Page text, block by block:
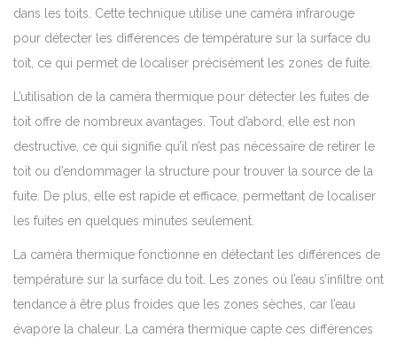
dans les toits. Cette technique utilise une caméra infrarouge
pour détecter les différences de température sur la surface du
toit, ce qui permet de localiser précisément les zones de fuite.
L’utilisation de la caméra thermique pour détecter les fuites de
toit offre de nombreux avantages. Tout d’abord, elle est non
destructive, ce qui signifie qu’il n’est pas nécessaire de retirer le
toit ou d’endommager la structure pour trouver la source de la
fuite. De plus, elle est rapide et efficace, permettant de localiser
les fuites en quelques minutes seulement.
La caméra thermique fonctionne en détectant les différences de
température sur la surface du toit. Les zones où l’eau s’infiltre ont
tendance à être plus froides que les zones sèches, car l’eau
évapore la chaleur. La caméra thermique capte ces différences